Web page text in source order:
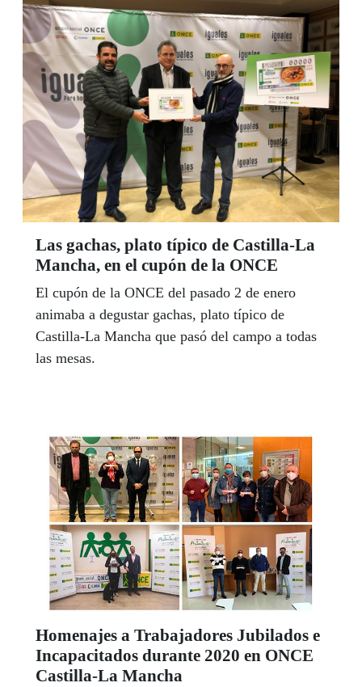
Las gachas, plato típico de Castilla-La
Mancha, en el cupón de la ONCE
El cupón de la ONCE del pasado 2 de enero
animaba a degustar gachas, plato típico de
Castilla-La Mancha que pasó del campo a todas
las mesas.
Homenajes a Trabajadores Jubilados e
Incapacitados durante 2020 en ONCE
Castilla-La Mancha